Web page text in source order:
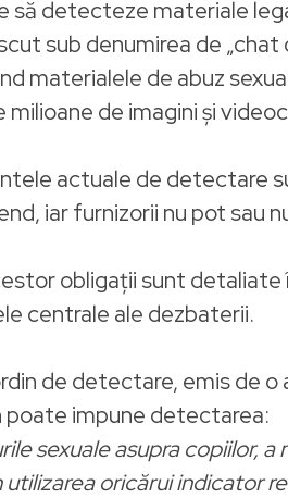
să detecteze materiale
sub denumirea de
materialele de abuz
de imagini și
actuale de detectare
iar furnizorii nu pot sau
obligații sunt
centrale ale dezbaterii.
de detectare, emis de
poate impune detectarea:
sexuale asupra copiilor,
utilizarea oricărui indicator